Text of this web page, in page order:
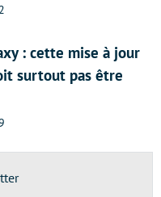
: cette mise à jour
surtout pas être